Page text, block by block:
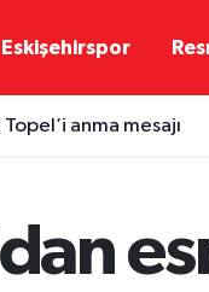
Eskişehirspor
anma mesajı